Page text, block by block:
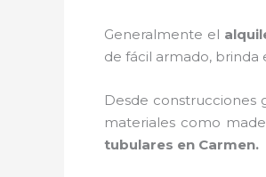
Generalmente el
de fácil armado, brinda
Desde construcciones
materiales como
tubulares en Carmen.